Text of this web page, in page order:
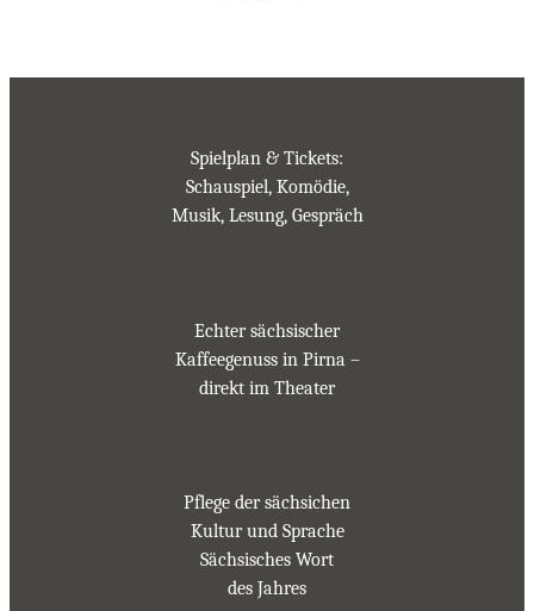
Spielplan & Tickets:
Schauspiel, Komödie,
Musik, Lesung, Gespräch
Echter sächsischer
Kaffeegenuss in Pirna –
direkt im Theater
Pflege der sächsichen
Kultur und Sprache
Sächsisches Wort
des Jahres